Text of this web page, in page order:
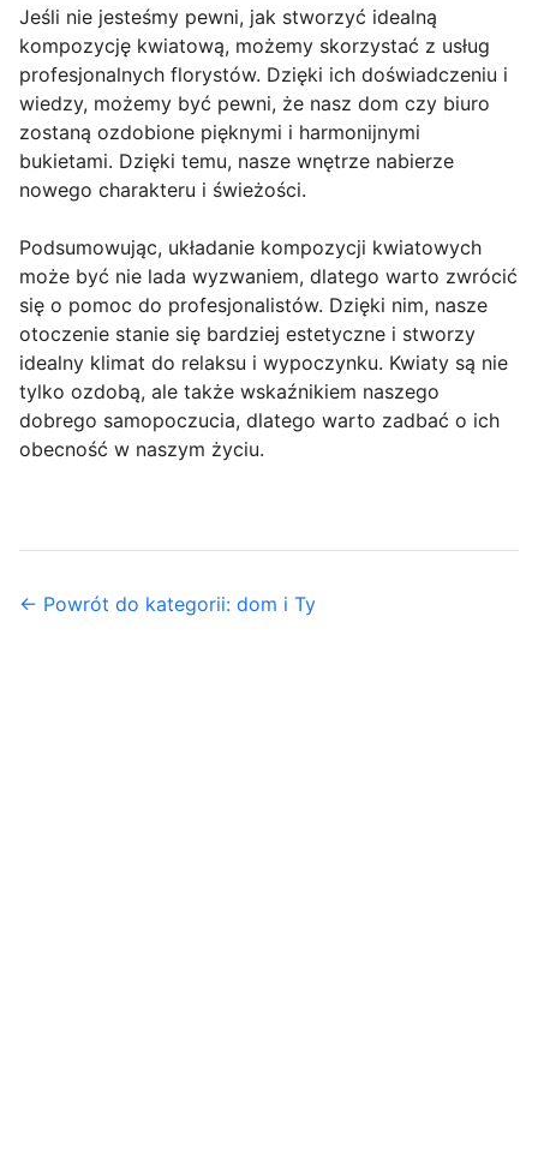
Jeśli nie jesteśmy pewni, jak stworzyć idealną
kompozycję kwiatową, możemy skorzystać z usług
profesjonalnych florystów. Dzięki ich doświadczeniu i
wiedzy, możemy być pewni, że nasz dom czy biuro
zostaną ozdobione pięknymi i harmonijnymi
bukietami. Dzięki temu, nasze wnętrze nabierze
nowego charakteru i świeżości.
Podsumowując, układanie kompozycji kwiatowych
może być nie lada wyzwaniem, dlatego warto zwrócić
się o pomoc do profesjonalistów. Dzięki nim, nasze
otoczenie stanie się bardziej estetyczne i stworzy
idealny klimat do relaksu i wypoczynku. Kwiaty są nie
tylko ozdobą, ale także wskaźnikiem naszego
dobrego samopoczucia, dlatego warto zadbać o ich
obecność w naszym życiu.
← Powrót do kategorii: dom i Ty